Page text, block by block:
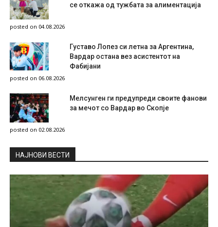
се откажа од тужбата за алиментација
posted on 04.08.2026
Густаво Лопез си летна за Аргентина,
Вардар остана вез асистентот на
Фабијани
posted on 06.08.2026
Мелсунген ги предупреди своите фанови
за мечот со Вардар во Скопје
posted on 02.08.2026
НAЈНОВИ ВЕСТИ